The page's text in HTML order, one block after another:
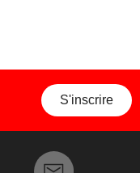
S'inscrire